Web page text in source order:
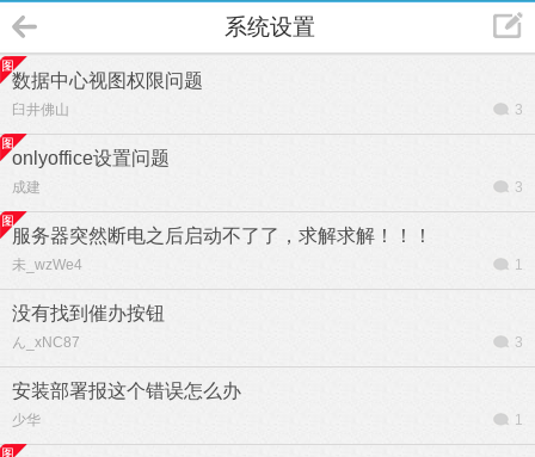
系统设置
数据中心视图权限问题
臼井佛山 3
onlyoffice设置问题
成建 3
服务器突然断电之后启动不了了，求解求解！！！
未_wzWe4 1
没有找到催办按钮
ん_xNC87 3
安装部署报这个错误怎么办
少华 1